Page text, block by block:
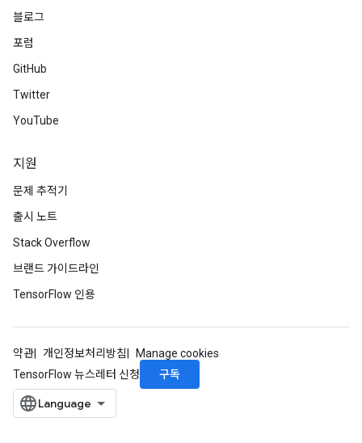
블로그
포럼
GitHub
Twitter
YouTube
지원
문제 추적기
출시 노트
Stack Overflow
브랜드 가이드라인
TensorFlow 인용
약관 개인정보처리방침
Manage cookies
TensorFlow 뉴스레터 신청
구독